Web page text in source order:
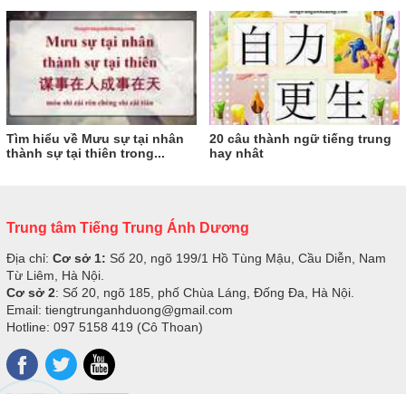
Tìm hiểu về Mưu sự tại nhân
thành sự tại thiên trong...
20 câu thành ngữ tiếng trung
hay nhât
Trung tâm Tiếng Trung Ánh Dương
Địa chỉ: Cơ sở 1: Số 20, ngõ 199/1 Hồ Tùng Mậu, Cầu Diễn, Nam
Từ Liêm, Hà Nội.
Cơ sở 2: Số 20, ngõ 185, phố Chùa Láng, Đống Đa, Hà Nội.
Email: tiengtrunganhduong@gmail.com
Hotline: 097 5158 419 (Cô Thoan)